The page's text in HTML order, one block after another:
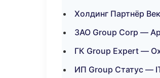
Холдинг Партнёр
ЗАО Group Corp —
ГК Group Expert —
ИП Group Статус —